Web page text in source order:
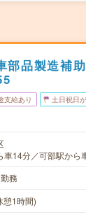
部品製造補
支給あり 土日祝日
車14分／可部駅から
務
憩1時間)